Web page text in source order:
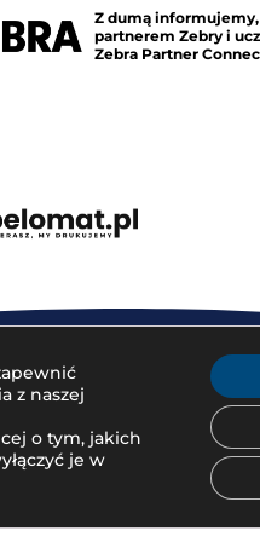
Z dumą
partnerem Zebry i
Zebra Partner
| Projekt sklepu www.studiolapis.pl
z naszej
o tym, jakich
je w